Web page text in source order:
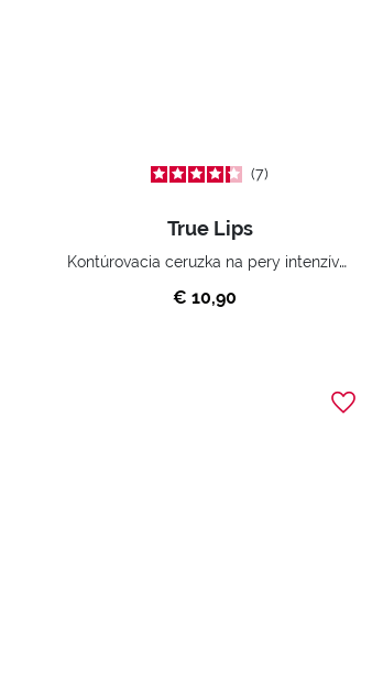
7
True Lips
Kontúrovacia ceruzka na pery intenzívnej farby s vysokým obsahom pigmentov.
€ 10,90